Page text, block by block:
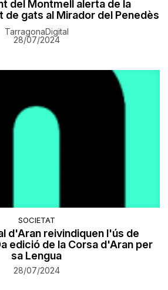
del Montmell alerta de la
de gats al Mirador del Penedès
TarragonaDigital
28/07/2024
SOCIETAT
d'Aran reivindiquen l'ús de
edició de la Corsa d'Aran per
sa Lengua
28/07/2024